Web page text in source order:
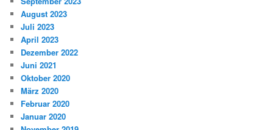
August 2023
Juli 2023
April 2023
Dezember 2022
Juni 2021
Oktober 2020
März 2020
Februar 2020
Januar 2020